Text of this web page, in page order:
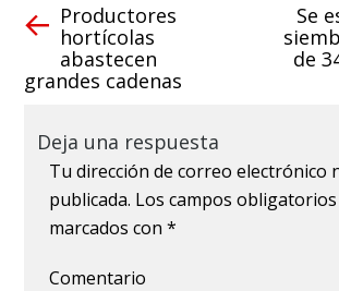
Productores
hortícolas
abastecen
grandes cadenas
Se
de
Deja una respuesta
Tu dirección de correo electrónico
publicada. Los campos
marcados con*
Comentario